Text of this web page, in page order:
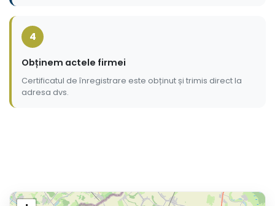
4
Obținem actele firmei
Certificatul de înregistrare este obținut și trimis direct la
adresa dvs.